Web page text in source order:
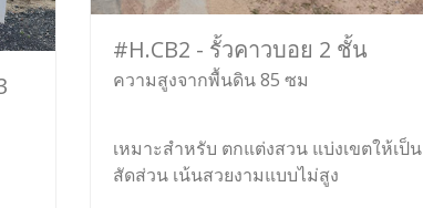
#H.CB2 - รั้วคาวบอย 2 ชั้น
ความสูงจากพื้นดิน 85 ซม
เหมาะสำหรับ ตกแต่งสวน แบ่งเขตให้เป็น
สัดส่วน เน้นสวยงามแบบไม่สูง